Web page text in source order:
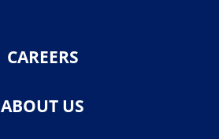
CAREERS
ABOUT US